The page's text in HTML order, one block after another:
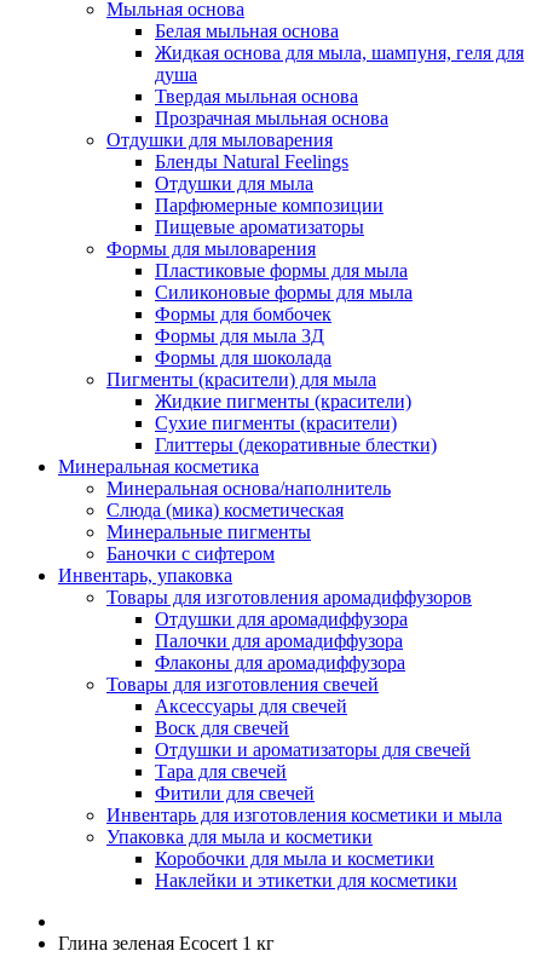
Мыльная основа
Белая мыльная основа
Жидкая основа для мыла, шампуня, геля для
душа
Твердая мыльная основа
Прозрачная мыльная основа
Отдушки для мыловарения
Бленды Natural Feelings
Отдушки для мыла
Парфюмерные композиции
Пищевые ароматизаторы
Формы для мыловарения
Пластиковые формы для мыла
Силиконовые формы для мыла
Формы для бомбочек
Формы для мыла 3Д
Формы для шоколада
Пигменты (красители) для мыла
Жидкие пигменты (красители)
Сухие пигменты (красители)
Глиттеры (декоративные блестки)
Минеральная косметика
Минеральная основа/наполнитель
Слюда (мика) косметическая
Минеральные пигменты
Баночки с сифтером
Инвентарь, упаковка
Товары для изготовления аромадиффузоров
Отдушки для аромадиффузора
Палочки для аромадиффузора
Флаконы для аромадиффузора
Товары для изготовления свечей
Аксессуары для свечей
Воск для свечей
Отдушки и ароматизаторы для свечей
Тара для свечей
Фитили для свечей
Инвентарь для изготовления косметики и мыла
Упаковка для мыла и косметики
Коробочки для мыла и косметики
Наклейки и этикетки для косметики
Глина зеленая Ecocert 1 кг